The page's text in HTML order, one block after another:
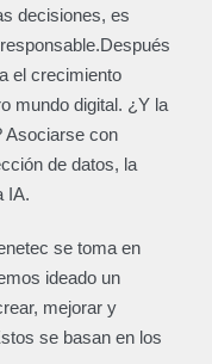
decisiones, es
el crecimiento
mundo digital. ¿Y la
Asociarse con
de datos, la
IA.
se toma en
ideado un
mejorar y
se basan en los